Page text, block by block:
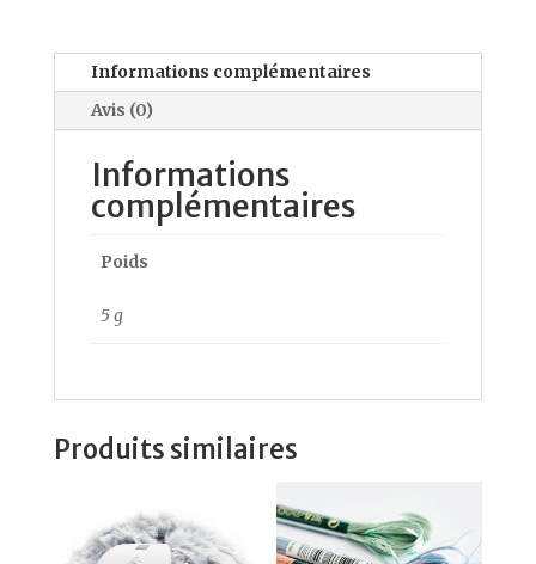
Informations complémentaires
Avis (0)
Informations
complémentaires
Poids
5 g
Produits similaires